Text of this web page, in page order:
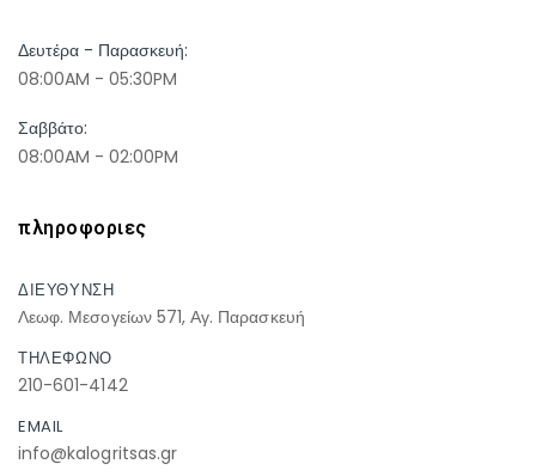
Δευτέρα - Παρασκευή:
08:00AM - 05:30PM
Σαββάτο:
08:00AM - 02:00PM
πληροφοριες
ΔΙΕΥΘΥΝΣΗ
Λεωφ. Μεσογείων 571, Αγ. Παρασκευή
ΤΗΛΕΦΩΝΟ
210-601-4142
EMAIL
info@kalogritsas.gr